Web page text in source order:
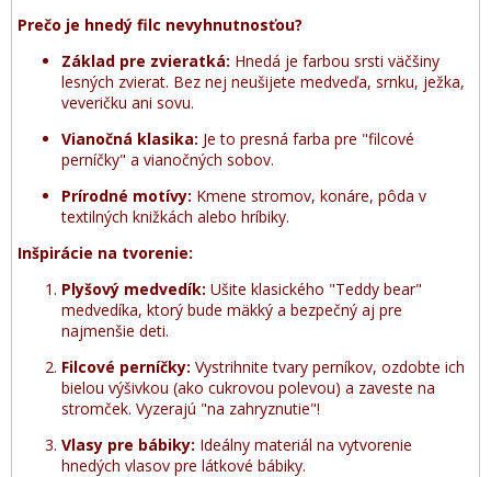
Prečo je hnedý filc nevyhnutnosťou?
Základ pre zvieratká: Hnedá je farbou srsti väčšiny
lesných zvierat. Bez nej neušijete medveďa, srnku, ježka,
veveričku ani sovu.
Vianočná klasika: Je to presná farba pre "filcové
perníčky" a vianočných sobov.
Prírodné motívy: Kmene stromov, konáre, pôda v
textilných knižkách alebo hríbiky.
Inšpirácie na tvorenie:
Plyšový medvedík: Ušite klasického "Teddy bear"
medvedíka, ktorý bude mäkký a bezpečný aj pre
najmenšie deti.
Filcové perníčky: Vystrihnite tvary perníkov, ozdobte ich
bielou výšivkou (ako cukrovou polevou) a zaveste na
stromček. Vyzerajú "na zahryznutie"!
Vlasy pre bábiky: Ideálny materiál na vytvorenie
hnedých vlasov pre látkové bábiky.